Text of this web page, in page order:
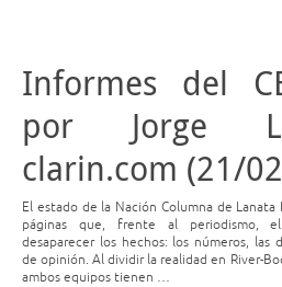
Informes del
por Jorge
clarin.com (21/
El estado de la Nación Columna de
páginas que, frente al periodismo,
desaparecer los hechos: los números, las
de opinión. Al dividir la realidad en River-
ambos equipos tienen …